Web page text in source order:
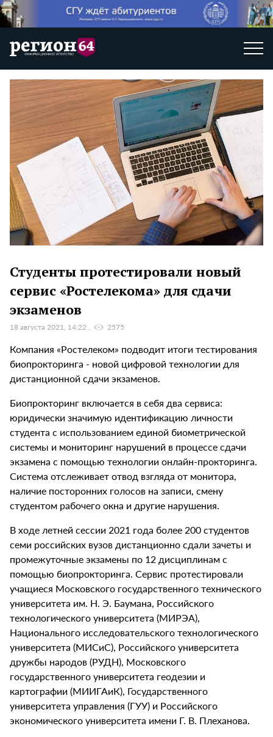
Студенты протестировали новый
сервис «Ростелекома» для сдачи
экзаменов
18 августа 2021, 14:22 2575
Компания «Ростелеком» подводит итоги тестирования
биопрокторинга - новой цифровой технологии для
дистанционной сдачи экзаменов.
Биопрокторинг включается в себя два сервиса:
юридически значимую идентификацию личности
студента с использованием единой биометрической
системы и мониторинг нарушений в процессе сдачи
экзамена с помощью технологии онлайн-прокторинга.
Система отслеживает отвод взгляда от монитора,
наличие посторонних голосов на записи, смену
студентом рабочего окна и другие нарушения.
В ходе летней сессии 2021 года более 200 студентов
семи российских вузов дистанционно сдали зачеты и
промежуточные экзамены по 12 дисциплинам с
помощью биопрокторинга. Сервис протестировали
учащиеся Московского государственного технического
университета им. Н. Э. Баумана, Российского
технологического университета (МИРЭА),
Национального исследовательского технологического
университета (МИСиС), Российского университета
дружбы народов (РУДН), Московского
государственного университета геодезии и
картографии (МИИГАиК), Государственного
университета управления (ГУУ) и Российского
экономического университета имени Г. В. Плеханова.